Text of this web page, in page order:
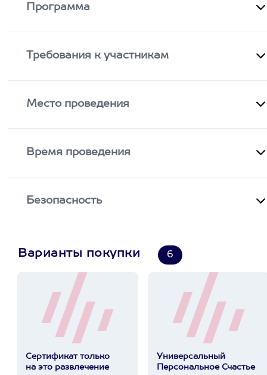
Программа
Требования к участникам
Место проведения
Время проведения
Безопасность
Варианты покупки 6
Сертификат только
на это развлечение
Универсальный
Персональное Счастье